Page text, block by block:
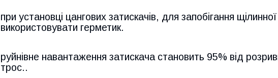
при установці цангових затискачів, для запобігання
використовувати герметик.
руйнівне навантаження затискача становить 95% від
трос..